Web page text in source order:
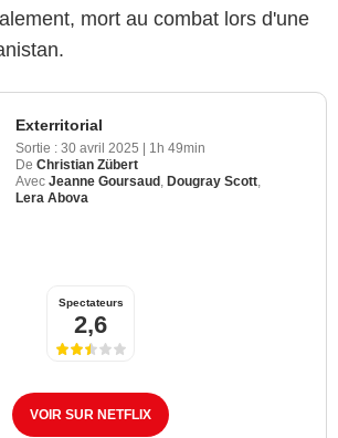
mort au combat lors d'une
Exterritorial
Sortie : 30 avril 2025 | 1h 49min
De Christian Zübert
Avec Jeanne Goursaud Dougray Scott
Lera Abova
Spectateurs
2,6
VOIR SUR NETFLIX